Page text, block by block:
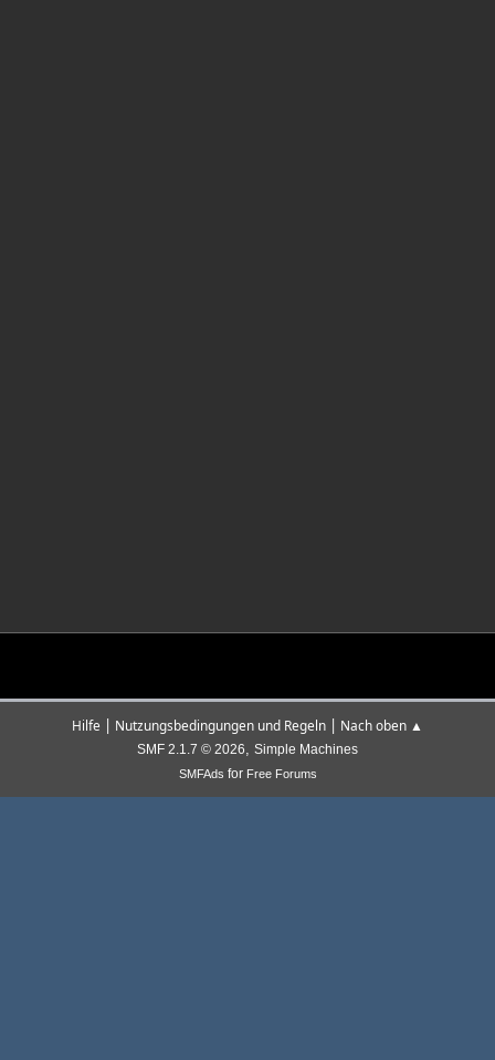
Hilfe | Nutzungsbedingungen und Regeln | Nach oben ▲
SMF 2.1.7 © 2026, Simple Machines
SMFAds for Free Forums